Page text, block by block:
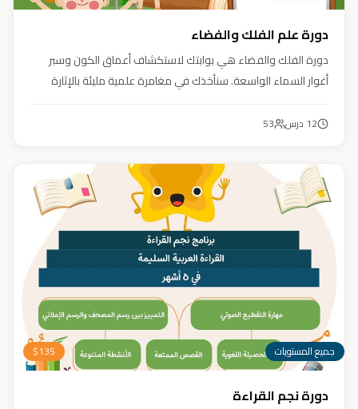
دورة علم الفلك والفضاء
دورة الفلك والفضاء هي بوابتك لاستكشاف أعماق الكون وسبر
أغوار السماء الواسعة. سنأخذك في مغامرة علمية مليئة بالإثارة
عقلك وتثري خيالك، لتمنحك رؤية جديدة للكون وتفتح لك آفاقاً لا
12 درس 53
جميع المستويات $135
دورة نجم القراءة